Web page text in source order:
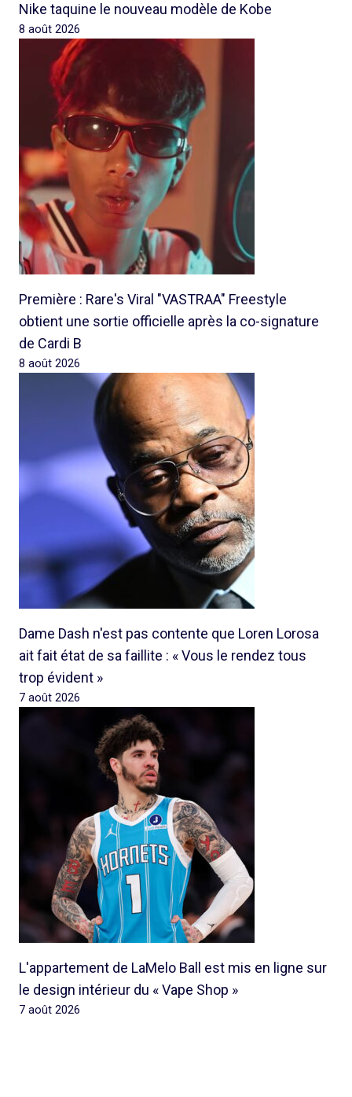
Nike taquine le nouveau modèle de Kobe
8 août 2026
Première : Rare's Viral "VASTRAA" Freestyle
obtient une sortie officielle après la co-signature
de Cardi B
8 août 2026
Dame Dash n'est pas contente que Loren Lorosa
ait fait état de sa faillite : « Vous le rendez tous
trop évident »
7 août 2026
L'appartement de LaMelo Ball est mis en ligne sur
le design intérieur du « Vape Shop »
7 août 2026